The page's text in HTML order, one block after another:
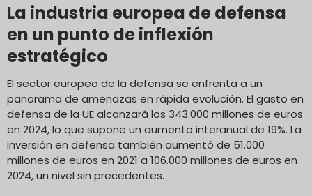
La industria europea de defensa
en un punto de inflexión
estratégico
El sector europeo de la defensa se enfrenta a un
panorama de amenazas en rápida evolución. El gasto en
defensa de la UE alcanzará los 343.000 millones de euros
en 2024, lo que supone un aumento interanual de 19%. La
inversión en defensa también aumentó de 51.000
millones de euros en 2021 a 106.000 millones de euros en
2024, un nivel sin precedentes.